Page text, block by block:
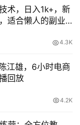
术，日入1k+，新
适合懒人的副业
4.3K
江雄，6小时电商
回放
4.2K